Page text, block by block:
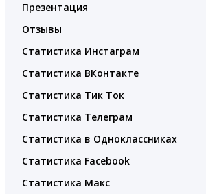
Презентация
Отзывы
Статистика Инстаграм
Статистика ВКонтакте
Статистика Тик Ток
Статистика Телеграм
Статистика в Одноклассниках
Статистика Facebook
Статистика Макс